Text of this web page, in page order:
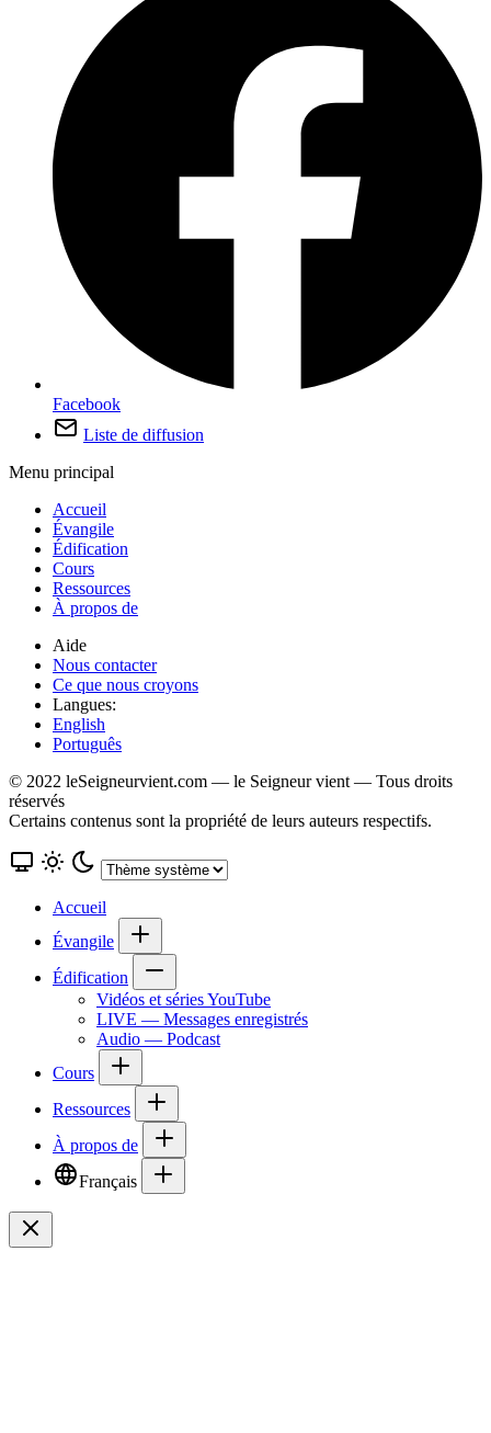
Facebook
Liste de diffusion
Menu principal
Accueil
Évangile
Édification
Cours
Ressources
À propos de
Aide
Nous contacter
Ce que nous croyons
Langues:
English
Português
© 2022 leSeigneurvient.com — le Seigneur vient — Tous droits
réservés
Certains contenus sont la propriété de leurs auteurs respectifs.
Accueil
Évangile
Édification
Vidéos et séries YouTube
LIVE — Messages enregistrés
Audio — Podcast
Cours
Ressources
À propos de
Français